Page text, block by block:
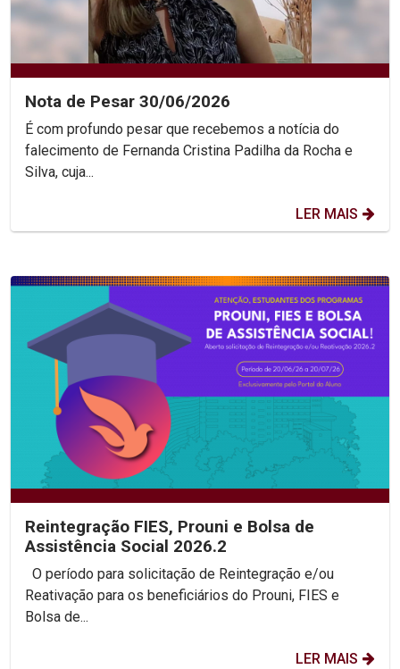
Nota de Pesar 30/06/2026
É com profundo pesar que recebemos a notícia do
falecimento de Fernanda Cristina Padilha da Rocha e
Silva, cuja...
LER MAIS
Reintegração FIES, Prouni e Bolsa de
Assistência Social 2026.2
Reativação para os beneficiários do Prouni, FIES e
Bolsa de...
LER MAIS